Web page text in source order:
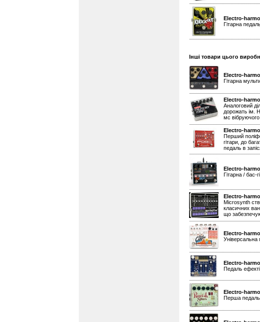
Electro-
Гітарна
Інші товари цього
Electro-
Гітарна
Electro-
Аналоговий
дорожать ім.
мс
Electro-
Перший
гітари, до
педаль в
Electro-
Гітарна / бас-
Electro-
Microsynth
класичних
що
Electro-
Універсальна
Electro-
Педаль
Electro-
Перша